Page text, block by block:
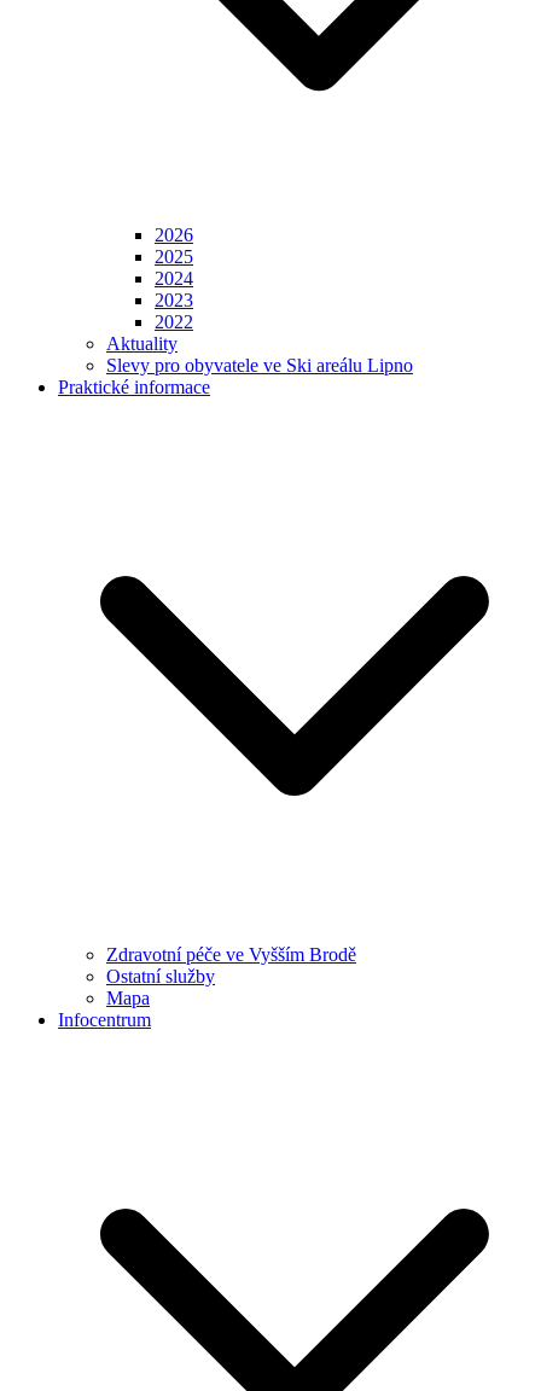
2026
2025
2024
2023
2022
Aktuality
Slevy pro obyvatele ve Ski areálu Lipno
Praktické informace
Zdravotní péče ve Vyšším Brodě
Ostatní služby
Mapa
Infocentrum